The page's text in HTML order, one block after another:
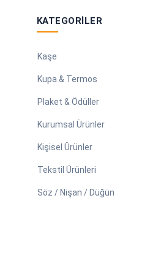
KATEGORILER
Kaşe
Kupa & Termos
Plaket & Ödüller
Kurumsal Ürünler
Kişisel Ürünler
Tekstil Ürünleri
Söz / Nişan / Düğün